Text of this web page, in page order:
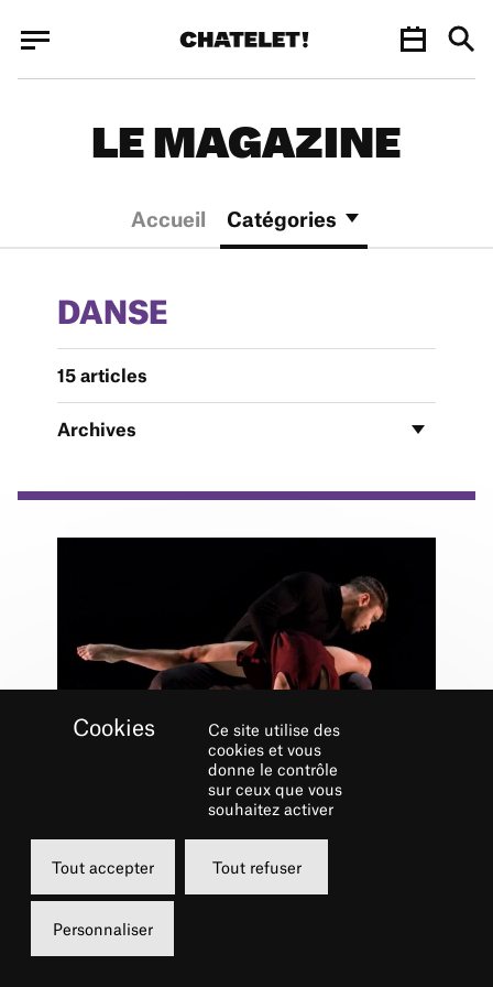
LE MAGAZINE
Accueil Catégories
DANSE
15 articles
Archives
BALLETS JAZZ
MONTREAL
Fondée en 1972 par Geneviève Salbaing, Eva
Ce site utilise des
cookies et vous
donne le contrôle
sur ceux que vous
souhaitez activer
Tout accepter Tout refuser
Personnaliser